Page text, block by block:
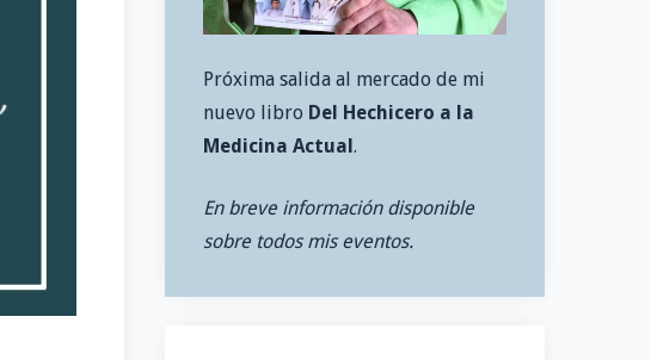
Próxima salida al mercado de mi
nuevo libro Del Hechicero a la
Medicina Actual.
En breve información disponible
sobre todos mis eventos.